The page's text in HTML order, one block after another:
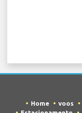
Home voos